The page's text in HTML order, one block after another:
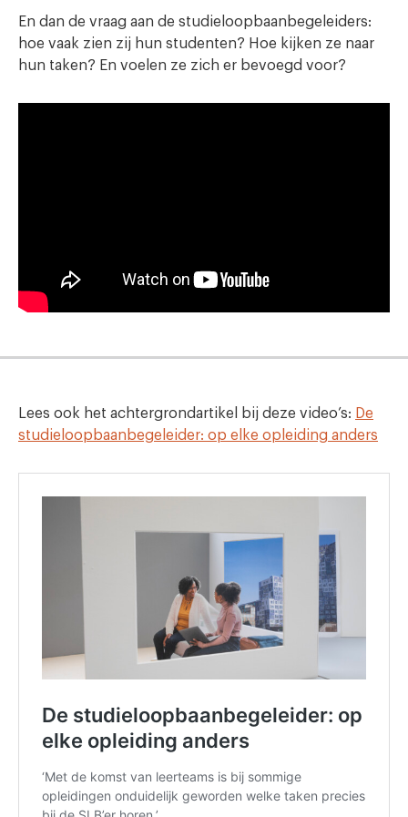
En dan de vraag aan de studieloopbaanbegeleiders:
hoe vaak zien zij hun studenten? Hoe kijken ze naar
hun taken? En voelen ze zich er bevoegd voor?
Lees ook het achtergrondartikel bij deze video’s: De
studieloopbaanbegeleider: op elke opleiding anders